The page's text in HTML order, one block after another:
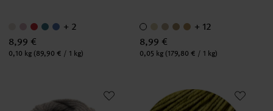
+ 2
8,99 €
Inhalt:
0,10 kg (89,90 € / 1 kg)
+ 12
8,99 €
Inhalt:
0,05 kg (179,80 € / 1 kg)
Alta Moda Cashmere 16 Cool Wool Vintage